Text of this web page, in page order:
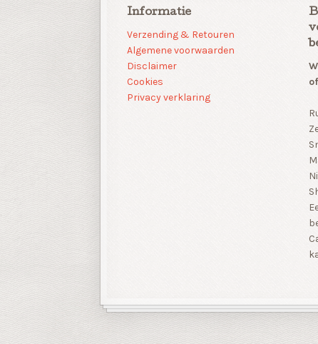
Informatie
Verzending & Retouren
Algemene voorwaarden
Disclaimer
Cookies
Privacy verklaring